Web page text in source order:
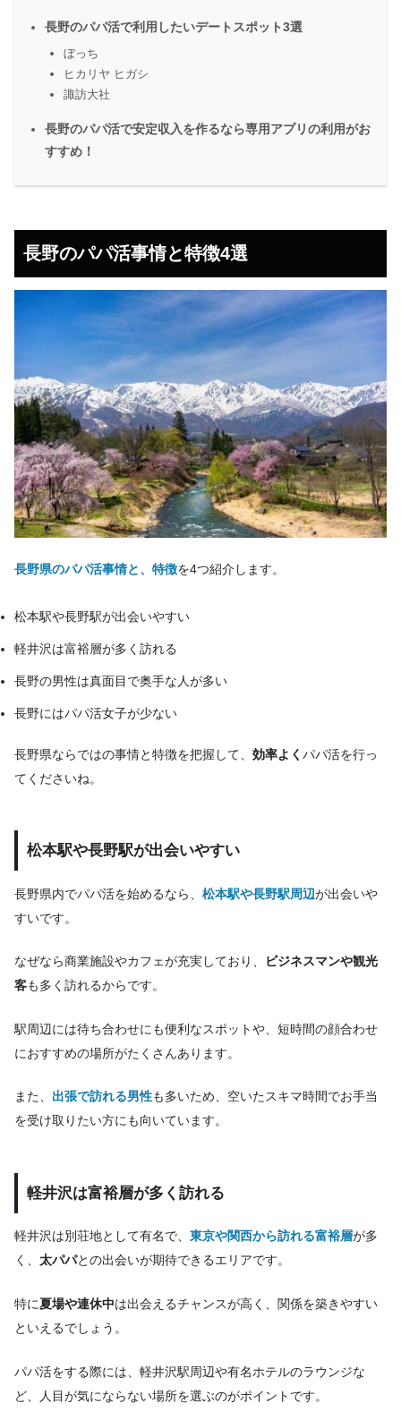
長野のパパ活で利用したいデートスポット3選
ぼっち
ヒカリヤ ヒガシ
諏訪大社
長野のパパ活で安定収入を作るなら専用アプリの利用がお
すすめ！
長野のパパ活事情と特徴4選
長野県のパパ活事情と、特徴を4つ紹介します。
松本駅や長野駅が出会いやすい
軽井沢は富裕層が多く訪れる
長野の男性は真面目で奥手な人が多い
長野にはパパ活女子が少ない
長野県ならではの事情と特徴を把握して、 効率よく パパ活を行っ
てくださいね。
松本駅や長野駅が出会いやすい
長野県内でパパ活を始めるなら、 松本駅や長野駅周辺が出会いや
すいです。
なぜなら商業施設やカフェが充実しており、
ビジネスマンや観光
客も多く訪れるからです。
駅周辺には待ち合わせにも便利なスポットや、短時間の顔合わせ
におすすめの場所がたくさんあります。
また、 出張で訪れる男性も多いため、空いたスキマ時間でお手当
を受け取りたい方にも向いています。
軽井沢は富裕層が多く訪れる
軽井沢は別荘地として有名で、 東京や関西から訪れる富裕層が多
く、 太パパとの出会いが期待できるエリアです。
特に夏場や連休中は出会えるチャンスが高く、関係を築きやすい
といえるでしょう。
パパ活をする際には、軽井沢駅周辺や有名ホテルのラウンジな
ど、人目が気にならない場所を選ぶのがポイントです。